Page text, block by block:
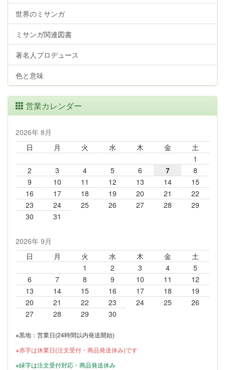
世界のミサンガ
ミサンガ関連図書
著名人プロデュース
色と意味
営業カレンダー
2026年 8月
日
月 火 水 木 金
土
1
2
3 4 5 6 7
8
9
10 11 12 13 14
15
16
17 18 19 20 21
22
23
24 25 26 27 28
29
30
31
2026年 9月
日
月 火 水 木 金
土
1
2 3 4
5
6
7 8 9 10 11
12
13
14 15 16 17 18
19
20
21 22 23 24 25
26
27
28 29 30
※黒地：営業日(24時間以内発送開始)
※赤字は休業日(注文受付・商品発送休み)です
※緑字は注文受付対応・商品発送休み